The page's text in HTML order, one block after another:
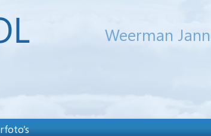
Weerman